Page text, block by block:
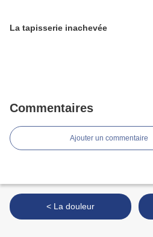
La tapisserie inachevée
Commentaires
Ajouter un commentaire
< La douleur